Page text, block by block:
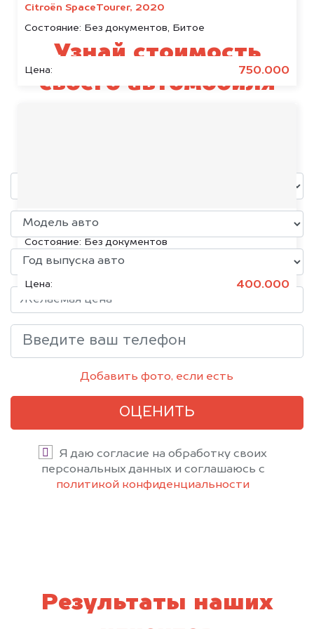
Citroën SpaceTourer, 2020
Состояние: Без документов, Битое
Цена: 750.000
Volkswagen Jetta, 2015
Состояние: Без документов
Цена: 400.000
Узнай стоимость
своего автомобиля
Добавить фото, если есть
ОЦЕНИТЬ
Я даю согласие на обработку своих
персональных данных и соглашаюсь с
политикой конфиденциальности
Результаты наших